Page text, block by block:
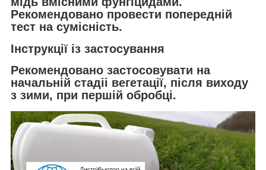
Рекомендовано провести попередній
тест на сумісність.
Інструкції із застосування
Рекомендовано застосовувати на
начальній стадіі вегетації, після виходу
з зими, при першій обробці.